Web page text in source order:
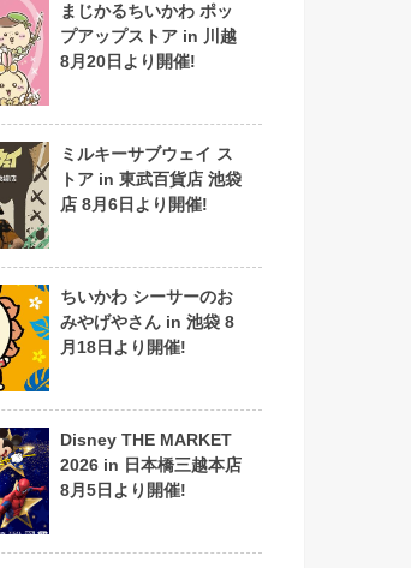
まじかるちいかわ ポッ
プアップストア in 川越
8月20日より開催!
ミルキーサブウェイ ス
トア in 東武百貨店 池袋
店 8月6日より開催!
ちいかわ シーサーのお
みやげやさん in 池袋 8
月18日より開催!
Disney THE MARKET
2026 in 日本橋三越本店
8月5日より開催!